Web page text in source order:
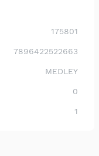
175801
7896422522663
MEDLEY
0
1